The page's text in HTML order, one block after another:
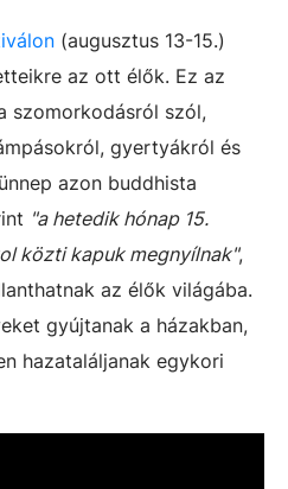
(augusztus 13-15.)
az ott élők. Ez az
szomorkodásról szól,
gyertyákról és
azon buddhista
"a hetedik hónap 15.
közti kapuk megnyílnak",
az élők világába.
gyújtanak a házakban,
hazataláljanak egykori